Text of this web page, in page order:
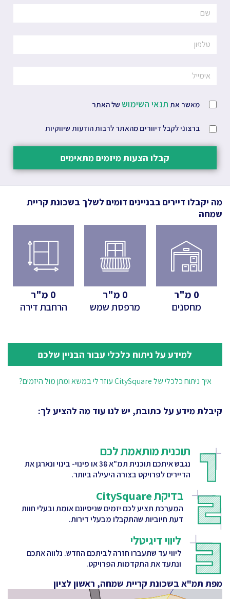
מאשר את תנאי השימוש של האתר
ברצוני לקבל דיוורים מהאתר לרבות הודעות שיווקיות
קבלו הצעות מיזמים מתאימים
מה יקבלו דיירים בבניינים דומים לשלך בשכונת קריית
שמחה
0 מ"ר
מחסנים
0 מ"ר
מרפסת שמש
0 מ"ר
הרחבת דירה
למידע על ניתוח כלכלי עבור הבניין שלכם
איך ניתוח כלכלי של CitySquare עוזר לי במשא ומתן מול היזמים?
קיבלת מידע על כתובת, יש לנו עוד מה להציע לך:
תוכנית מותאמת לכם
נגבש איתכם תוכנית תמ"א 38 או פינוי- בינוי ונארגן את
הדיירים לפרויקט בצורה היעילה ביותר.
בדיקת CitySquare
המערכת תציע לכם יזמים שניסיונם אומת ובעלי חוות
דעת חיוביות שהתקבלו מבעלי דירות.
ליווי דיגיטלי
ליווי עד שתעברו חזרה לביתכם החדש. נלווה אתכם
ונתעד את התקדמות הפרויקט.
מפת תמ"א בשכונת קריית שמחה, ראשון לציון